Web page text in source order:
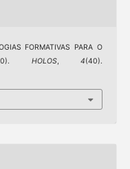
FORMATIVAS PARA O
HOLOS,4(40).